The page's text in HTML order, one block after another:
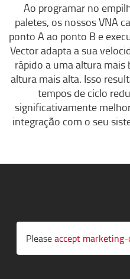
Ao programar no
paletes, os nossos VNA
ponto A ao ponto B e
Vector adapta a sua
rápido a uma altura mais
altura mais alta. Isso
tempos de ciclo
significativamente
integração com o seu
Pleaseaccept marketing-